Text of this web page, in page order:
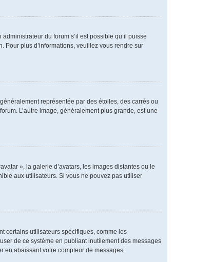
du forum s’il est possible qu’il puisse
Pour plus d’informations, veuillez vous rendre sur
représentée par des étoiles, des carrés ou
L’autre image, généralement plus grande, est une
», la galerie d’avatars, les images distantes ou le
aux utilisateurs. Si vous ne pouvez pas utiliser
certains utilisateurs spécifiques, comme les
de ce système en publiant inutilement des messages
en abaissant votre compteur de messages.